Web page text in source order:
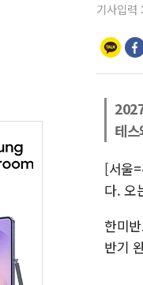
기사입력 :
테
[서울
다. 오
한미
반기